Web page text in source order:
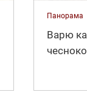
Панорама
Варю